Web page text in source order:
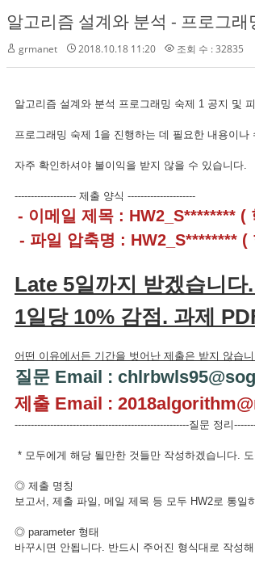
알고리즘 설계와 분석 - 프로그
grmanet 2018.10.18 11:20 조회 수 : 32835
알고리즘 설계와 분석 프로그래밍 숙제 1 공지 및
프로그래밍 숙제 1을 진행하는 데 필요한 내용이
자주 확인하셔야 불이익을 받지 않을 수 있습니다.
------------------- 제출 양식 ---------------------
- 이메일 제목 : HW2_S******** (
- 파일 압축명 : HW2_S******** (
Late 5일까지 받겠습니다
1일당 10% 감점. 과제
어떤 이유에서든 기간을 벗어난 제출은 받지 않습
질문 Email :
제출 Email :
------------------------------------------------------질문 정리
* 모두에게 해당 될만한 것들만 작성하겠습니다.
◎ 제출 명칭
보고서, 제출 파일, 메일 제목 등 모두 HW2로 통일
◎ parameter 형태
바꾸시면 안됩니다. 반드시 주어진 형식대로 작성